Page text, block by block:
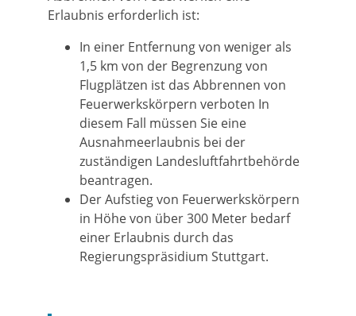
Erlaubnis erforderlich ist:
In einer Entfernung von weniger als
1,5 km von der Begrenzung von
Flugplätzen ist das Abbrennen von
Feuerwerkskörpern verboten In
diesem Fall müssen Sie eine
Ausnahmeerlaubnis bei der
zuständigen Landesluftfahrtbehörde
beantragen.
Der Aufstieg von Feuerwerkskörpern
in Höhe von über 300 Meter bedarf
einer Erlaubnis durch das
Regierungspräsidium Stuttgart.